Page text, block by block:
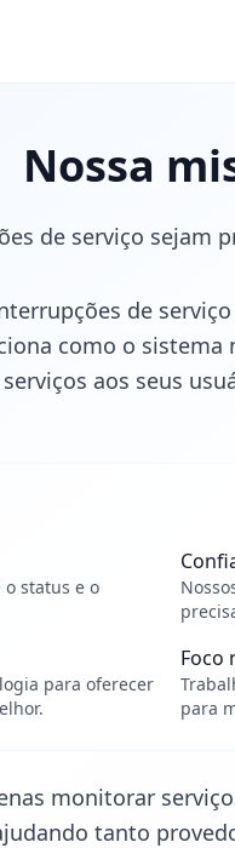
Nossa
de serviço sejam
de
como o
aos seus
status e o
para oferecer
Foco
para
monitorar
tanto